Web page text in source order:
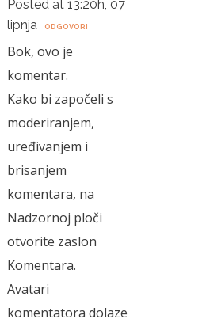
Posted at 13:20h, 07
lipnja
ODGOVORI
Bok, ovo je
komentar.
Kako bi započeli s
moderiranjem,
uređivanjem i
brisanjem
komentara, na
Nadzornoj ploči
otvorite zaslon
Komentara.
Avatari
komentatora dolaze